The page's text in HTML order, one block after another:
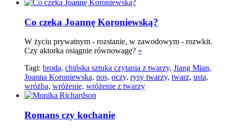
Co czeka Joannę Koroniewską?
W życiu prywatnym - rozstanie, w zawodowym - rozwkit.
Czy aktorka osiągnie równowagę? »
Tagi: broda, chińska sztuka czytania z twarzy, Jiang Mian,
Joanna Koroniewska, nos, oczy, rysy twarzy, twarz, usta,
wróżba, wróżenie, wróżenie z twarzy
Romans czy kochanie